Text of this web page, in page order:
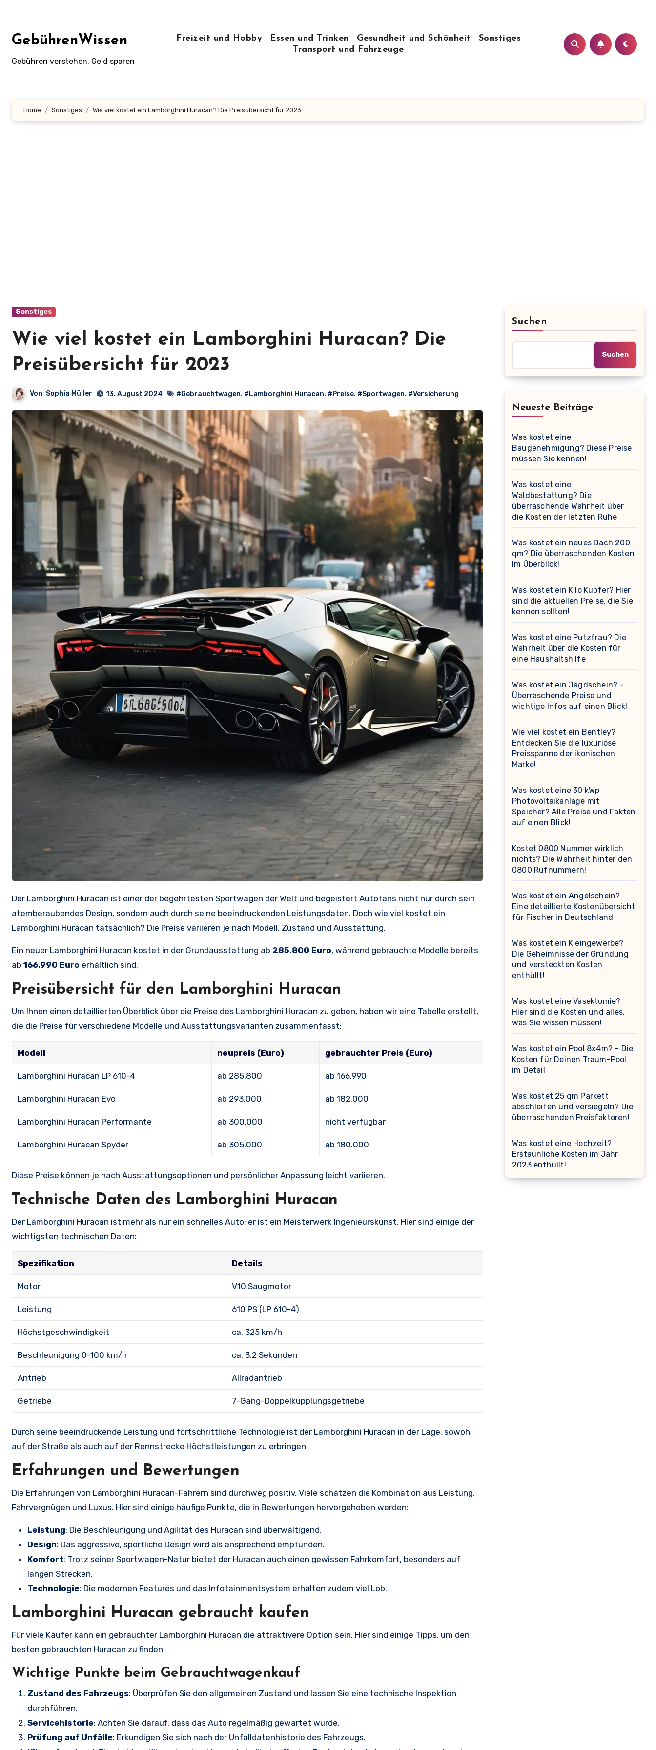
springen
GebührenWissen
Gebühren verstehen, Geld sparen
Freizeit und Hobby Essen und Trinken Gesundheit und Schönheit
Sonstiges
Transport und Fahrzeuge
Home Sonstiges Wie viel kostet ein Lamborghini Huracan? Die Preisübersicht für 2023
Sonstiges
Wie viel kostet ein Lamborghini Huracan? Die
Preisübersicht für 2023
Von Sophia Müller 13. August 2024 #Gebrauchtwagen, #Lamborghini Huracan, #Preise, #Sportwagen, #Versicherung
Der Lamborghini Huracan ist einer der begehrtesten Sportwagen der Welt und begeistert Autofans nicht nur durch sein
atemberaubendes Design, sondern auch durch seine beeindruckenden Leistungsdaten. Doch wie viel kostet ein
Lamborghini Huracan tatsächlich? Die Preise variieren je nach Modell, Zustand und Ausstattung.
Ein neuer Lamborghini Huracan kostet in der Grundausstattung ab 285.800 Euro, während gebrauchte Modelle bereits
ab 166.990 Euro erhältlich sind.
Preisübersicht für den Lamborghini Huracan
Um Ihnen einen detaillierten Überblick über die Preise des Lamborghini Huracan zu geben, haben wir eine Tabelle erstellt,
die die Preise für verschiedene Modelle und Ausstattungsvarianten zusammenfasst:
Modell neupreis (Euro) gebrauchter Preis (Euro)
Lamborghini Huracan LP 610-4 ab 285.800 ab 166.990
Lamborghini Huracan Evo ab 293.000 ab 182.000
Lamborghini Huracan Performante ab 300.000 nicht verfügbar
Lamborghini Huracan Spyder ab 305.000 ab 180.000
Diese Preise können je nach Ausstattungsoptionen und persönlicher Anpassung leicht variieren.
Technische Daten des Lamborghini Huracan
Der Lamborghini Huracan ist mehr als nur ein schnelles Auto; er ist ein Meisterwerk Ingenieurskunst. Hier sind einige der
wichtigsten technischen Daten:
Spezifikation Details
Motor V10 Saugmotor
Leistung 610 PS (LP 610-4)
Höchstgeschwindigkeit ca. 325 km/h
Beschleunigung 0-100 km/h ca. 3.2 Sekunden
Antrieb Allradantrieb
Getriebe 7-Gang-Doppelkupplungsgetriebe
Durch seine beeindruckende Leistung und fortschrittliche Technologie ist der Lamborghini Huracan in der Lage, sowohl
auf der Straße als auch auf der Rennstrecke Höchstleistungen zu erbringen.
Erfahrungen und Bewertungen
Die Erfahrungen von Lamborghini Huracan-Fahrern sind durchweg positiv. Viele schätzen die Kombination aus Leistung,
Fahrvergnügen und Luxus. Hier sind einige häufige Punkte, die in Bewertungen hervorgehoben werden:
Leistung: Die Beschleunigung und Agilität des Huracan sind überwältigend.
Design: Das aggressive, sportliche Design wird als ansprechend empfunden.
Komfort: Trotz seiner Sportwagen-Natur bietet der Huracan auch einen gewissen Fahrkomfort, besonders auf
langen Strecken.
Technologie: Die modernen Features und das Infotainmentsystem erhalten zudem viel Lob.
Lamborghini Huracan gebraucht kaufen
Für viele Käufer kann ein gebrauchter Lamborghini Huracan die attraktivere Option sein. Hier sind einige Tipps, um den
besten gebrauchten Huracan zu finden:
Wichtige Punkte beim Gebrauchtwagenkauf
Zustand des Fahrzeugs: Überprüfen Sie den allgemeinen Zustand und lassen Sie eine technische Inspektion
durchführen.
Servicehistorie: Achten Sie darauf, dass das Auto regelmäßig gewartet wurde.
Prüfung auf Unfälle: Erkundigen Sie sich nach der Unfalldatenhistorie des Fahrzeugs.
Suchen
Suchen
Neueste Beiträge
Was kostet eine
Baugenehmigung? Diese Preise
müssen Sie kennen!
Was kostet eine
Waldbestattung? Die
überraschende Wahrheit über
die Kosten der letzten Ruhe
Was kostet ein neues Dach 200
qm? Die überraschenden Kosten
im Überblick!
Was kostet ein Kilo Kupfer? Hier
sind die aktuellen Preise, die Sie
kennen sollten!
Was kostet eine Putzfrau? Die
Wahrheit über die Kosten für
eine Haushaltshilfe
Was kostet ein Jagdschein? –
Überraschende Preise und
wichtige Infos auf einen Blick!
Wie viel kostet ein Bentley?
Entdecken Sie die luxuriöse
Preisspanne der ikonischen
Marke!
Was kostet eine 30 kWp
Photovoltaikanlage mit
Speicher? Alle Preise und Fakten
auf einen Blick!
Kostet 0800 Nummer wirklich
nichts? Die Wahrheit hinter den
0800 Rufnummern!
Was kostet ein Angelschein?
Eine detaillierte Kostenübersicht
für Fischer in Deutschland
Was kostet ein Kleingewerbe?
Die Geheimnisse der Gründung
und versteckten Kosten
enthüllt!
Was kostet eine Vasektomie?
Hier sind die Kosten und alles,
was Sie wissen müssen!
Was kostet ein Pool 8x4m? – Die
Kosten für Deinen Traum-Pool
im Detail
Was kostet 25 qm Parkett
abschleifen und versiegeln? Die
überraschenden Preisfaktoren!
Was kostet eine Hochzeit?
Erstaunliche Kosten im Jahr
2023 enthüllt!